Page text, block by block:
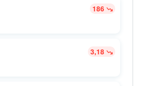
186
3,18